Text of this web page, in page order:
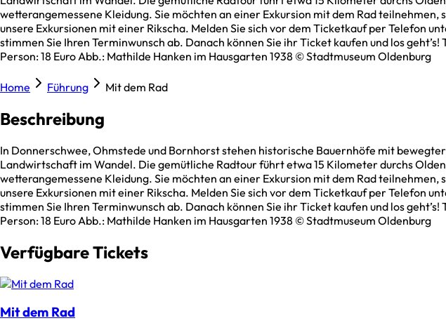
wetterangemessene Kleidung. Sie möchten an einer Exkursion mit dem Rad
unsere Exkursionen mit einer Rikscha. Melden Sie sich vor dem Ticketkauf per Telefon
stimmen Sie Ihren Terminwunsch ab. Danach können Sie ihr Ticket kaufen und los
Person: 18 Euro Abb.: Mathilde Hanken im Hausgarten 1938 © Stadtmuseum Oldenburg
Home Führung Mit dem Rad
Beschreibung
In Donnerschwee, Ohmstede und Bornhorst stehen historische Bauernhöfe mit
Landwirtschaft im Wandel. Die gemütliche Radtour führt etwa 15 Kilometer durchs
wetterangemessene Kleidung. Sie möchten an einer Exkursion mit dem Rad
unsere Exkursionen mit einer Rikscha. Melden Sie sich vor dem Ticketkauf per Telefon
stimmen Sie Ihren Terminwunsch ab. Danach können Sie ihr Ticket kaufen und los
Person: 18 Euro Abb.: Mathilde Hanken im Hausgarten 1938 © Stadtmuseum Oldenburg
Verfügbare Tickets
Mit dem Rad